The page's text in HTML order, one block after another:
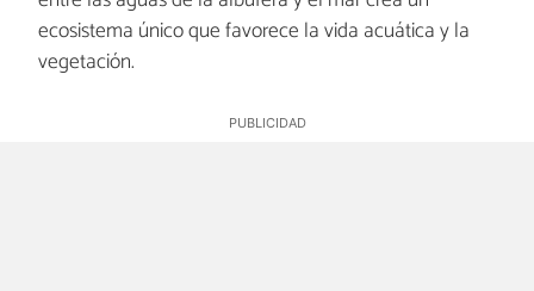
ecosistema único que favorece la vida acuática y la
vegetación.